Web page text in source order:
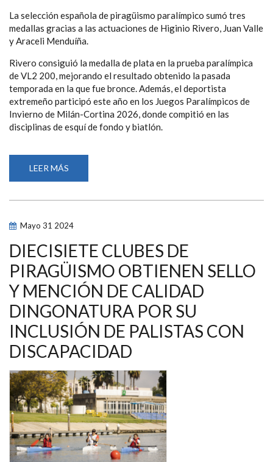
La selección española de piragüismo paralímpico sumó tres
medallas gracias a las actuaciones de Higinio Rivero, Juan Valle
y Araceli Menduíña.
Rivero consiguió la medalla de plata en la prueba paralímpica
de VL2 200, mejorando el resultado obtenido la pasada
temporada en la que fue bronce. Además, el deportista
extremeño participó este año en los Juegos Paralímpicos de
Invierno de Milán-Cortina 2026, donde compitió en las
disciplinas de esquí de fondo y biatlón.
LEER MÁS
CONSIGUE
MEDALLAS
CAMPEONATO
EUROPA
DE
Mayo 31 2024
DIECISIETE CLUBES DE
PIRAGÜISMO OBTIENEN SELLO
Y MENCIÓN DE CALIDAD
DINGONATURA POR SU
INCLUSIÓN DE PALISTAS CON
DISCAPACIDAD